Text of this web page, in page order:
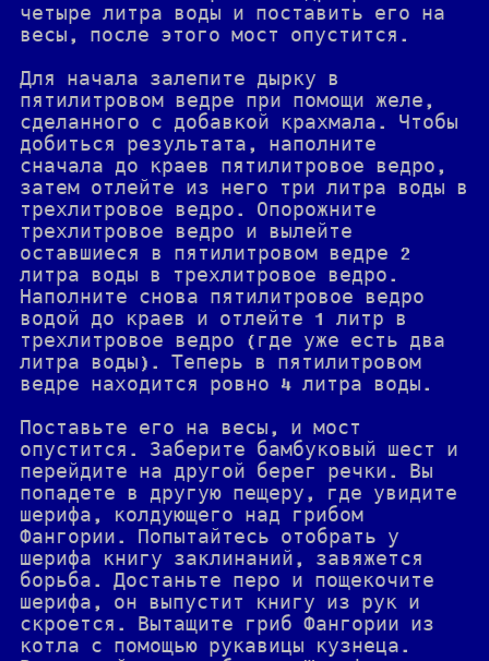
четыре литра воды и поставить его на
весы, после этого мост опустится.
Для начала залепите дырку в
пятилитровом ведре при помощи желе,
сделанного с добавкой крахмала. Чтобы
добиться результата, наполните
сначала до краев пятилитровое ведро,
затем отлейте из него три литра воды в
трехлитровое ведро. Опорожните
трехлитровое ведро и вылейте
оставшиеся в пятилитровом ведре 2
литра воды в трехлитровое ведро.
Наполните снова пятилитровое ведро
водой до краев и отлейте 1 литр в
трехлитровое ведро (где уже есть два
литра воды). Теперь в пятилитровом
ведре находится ровно 4 литра воды.
Поставьте его на весы, и мост
опустится. Заберите бамбуковый шест и
перейдите на другой берег речки. Вы
попадете в другую пещеру, где увидите
шерифа, колдующего над грибом
Фангории. Попытайтесь отобрать у
шерифа книгу заклинаний, завяжется
борьба. Достаньте перо и пощекочите
шерифа, он выпустит книгу из рук и
скроется. Вытащите гриб Фангории из
котла с помощью рукавицы кузнеца.